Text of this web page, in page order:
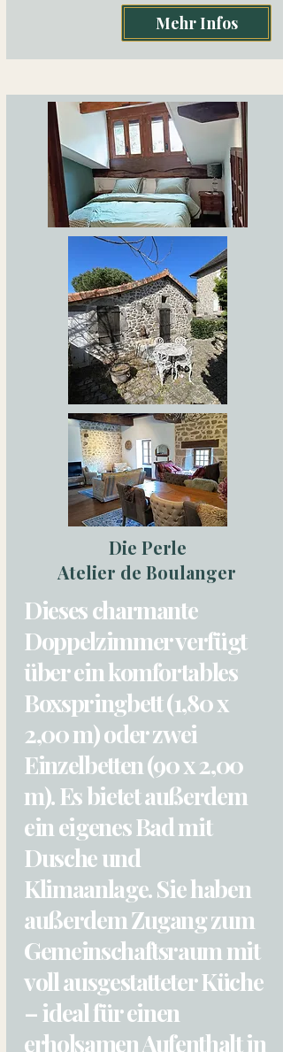
Mehr Infos
Die Perle
Atelier de Boulanger
Dieses charmante
Doppelzimmer verfügt
über ein komfortables
Boxspringbett (1,80 x
2,00 m) oder zwei
Einzelbetten (90 x 2,00
m). Es bietet außerdem
ein eigenes Bad mit
Dusche und
Klimaanlage. Sie haben
außerdem Zugang zum
Gemeinschaftsraum mit
voll ausgestatteter Küche
– ideal für einen
erholsamen Aufenthalt in